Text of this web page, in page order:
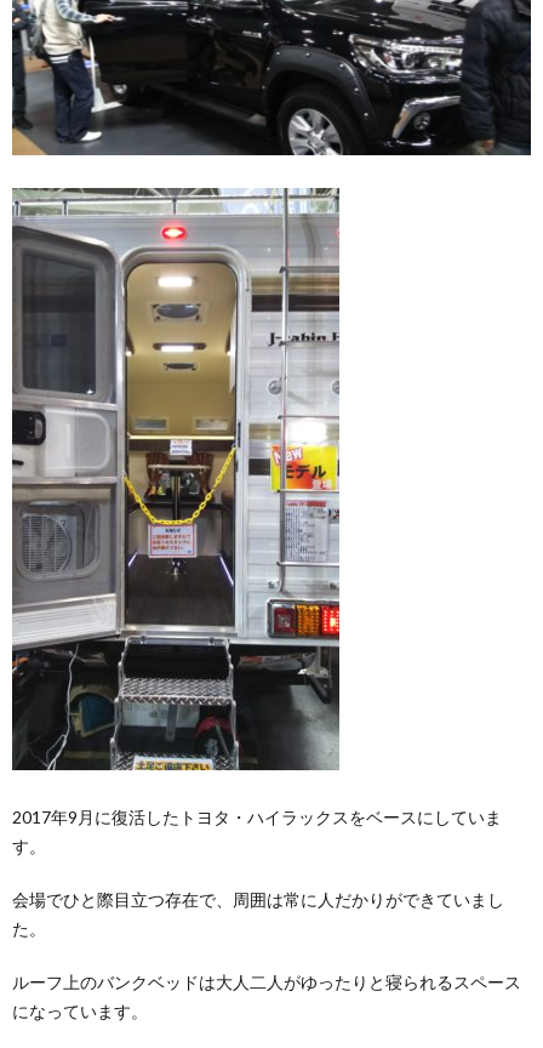
2017年9月に復活したトヨタ・ハイラックスをベースにしていま
す。
会場でひと際目立つ存在で、周囲は常に人だかりができていまし
た。
ルーフ上のバンクベッドは大人二人がゆったりと寝られるスペース
になっています。